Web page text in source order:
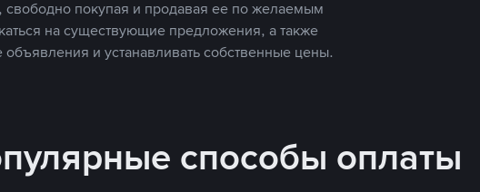
свободно покупая и продавая ее по желаемым
на существующие предложения, а также
объявления и устанавливать собственные цены.
способы оплаты